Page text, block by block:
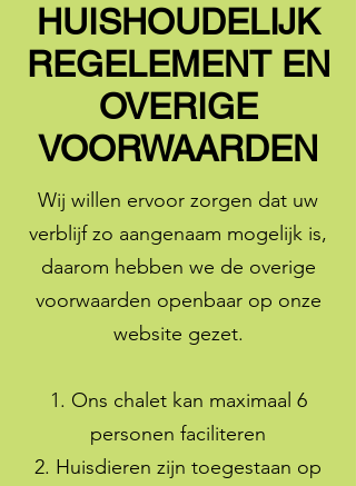
HUISHOUDELIJK
REGELEMENT EN
OVERIGE
VOORWAARDEN
Wij willen ervoor zorgen dat uw
verblijf zo aangenaam mogelijk is,
daarom hebben we de overige
voorwaarden openbaar op onze
website gezet.
1. Ons chalet kan maximaal 6
personen faciliteren
2. Huisdieren zijn toegestaan op